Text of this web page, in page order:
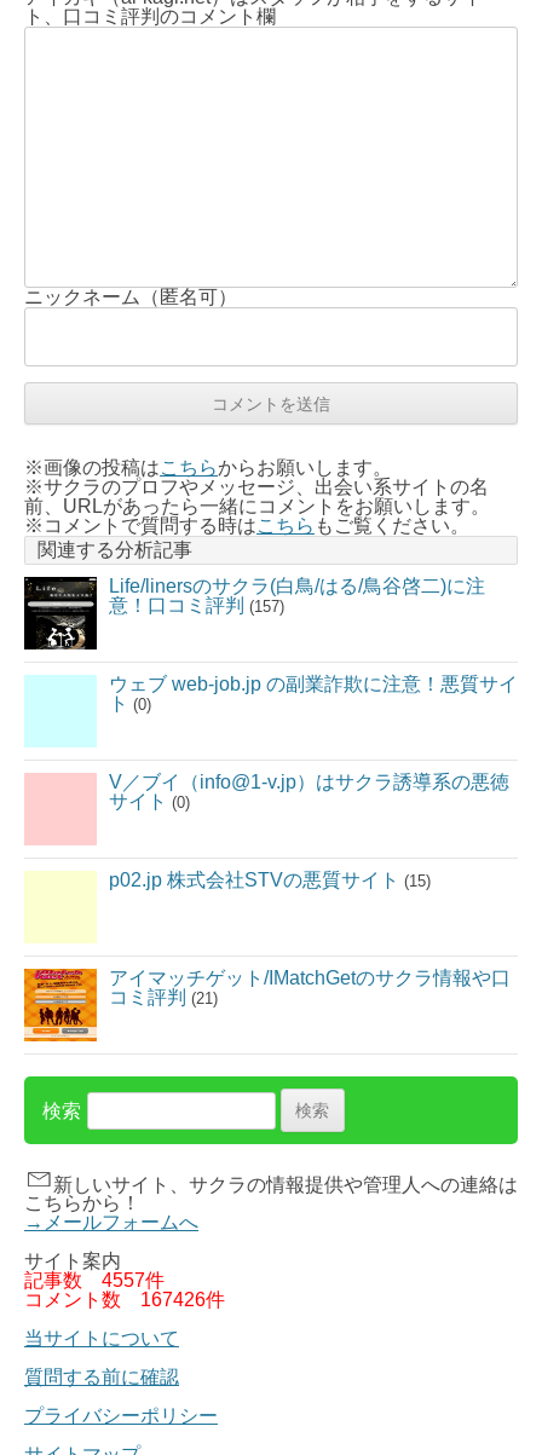
ト、口コミ評判のコメント欄
ニックネーム（匿名可）
※画像の投稿はこちらからお願いします。
※サクラのプロフやメッセージ、出会い系サイトの名
前、URLがあったら一緒にコメントをお願いします。
※コメントで質問する時はこちら もご覧ください。
関連する分析記事
Life/linersのサクラ(白鳥/はる/鳥谷啓二)に注
意！口コミ評判 (157)
ウェブ web-job.jp の副業詐欺に注意！悪質サイ
ト (0)
V／ブイ（info@1-v.jp）はサクラ誘導系の悪徳
サイト (0)
p02.jp 株式会社STVの悪質サイト (15)
アイマッチゲット/IMatchGetのサクラ情報や口
コミ評判 (21)
検索
新しいサイト、サクラの情報提供や管理人への連絡は
こちらから！
→メールフォームへ
サイト案内
記事数 4557件
コメント数 167426件
当サイトについて
質問する前に確認
プライバシーポリシー